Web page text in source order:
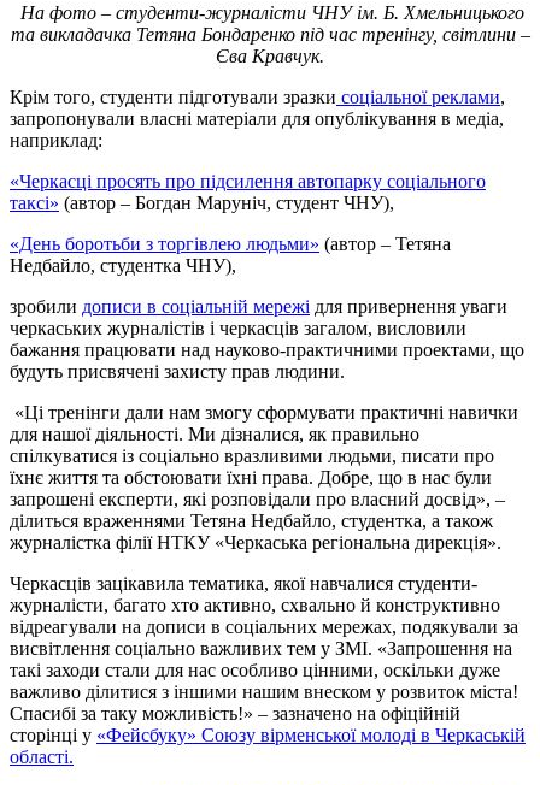
На фото – студенти-журналісти ЧНУ ім. Б. Хмельницького
та викладачка Тетяна Бондаренко під час тренінгу, світлини –
Єва Кравчук.
Крім того, студенти підготували зразки соціальної реклами,
запропонували власні матеріали для опублікування в медіа,
наприклад:
«Черкасці просять про підсилення автопарку соціального
таксі» (автор – Богдан Маруніч, студент ЧНУ),
«День боротьби з торгівлею людьми» (автор – Тетяна
Недбайло, студентка ЧНУ),
зробили дописи в соціальній мережі для привернення уваги
черкаських журналістів і черкасців загалом, висловили
бажання працювати над науково-практичними проектами, що
будуть присвячені захисту прав людини.
«Ці тренінги дали нам змогу сформувати практичні навички
для нашої діяльності. Ми дізналися, як правильно
спілкуватися із соціально вразливими людьми, писати про
їхнє життя та обстоювати їхні права. Добре, що в нас були
запрошені експерти, які розповідали про власний досвід», –
ділиться враженнями Тетяна Недбайло, студентка, а також
журналістка філії НТКУ «Черкаська регіональна дирекція».
Черкасців зацікавила тематика, якої навчалися студенти-
журналісти, багато хто активно, схвально й конструктивно
відреагували на дописи в соціальних мережах, подякували за
висвітлення соціально важливих тем у ЗМІ. «Запрошення на
такі заходи стали для нас особливо цінними, оскільки дуже
важливо ділитися з іншими нашим внеском у розвиток міста!
Спасибі за таку можливість!» – зазначено на офіційній
сторінці у «Фейсбуку» Союзу вірменської молоді в Черкаській
області.